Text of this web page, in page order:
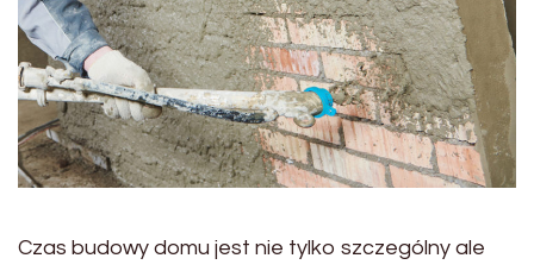
Czas budowy domu jest nie tylko szczególny ale